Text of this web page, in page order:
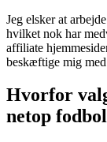
Jeg elsker at
hvilket nok har
affiliate
beskæftige mig med
Hvorfor
netop